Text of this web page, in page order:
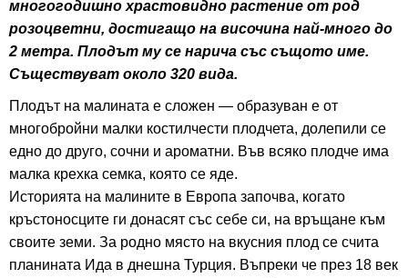
многогодишно храстовидно растение от род
розоцветни, достигащо на височина най-много до
2 метра. Плодът му се нарича със същото име.
Съществуват около 320 вида.
Плодът на малината е сложен — образуван е от
многобройни малки костилчести плодчета, долепили се
едно до друго, сочни и ароматни. Във всяко плодче има
малка крехка семка, която се яде.
Историята на малините в Европа започва, когато
кръстоносците ги донасят със себе си, на връщане към
своите земи. За родно място на вкусния плод се счита
планината Ида в днешна Турция. Въпреки че през 18 век